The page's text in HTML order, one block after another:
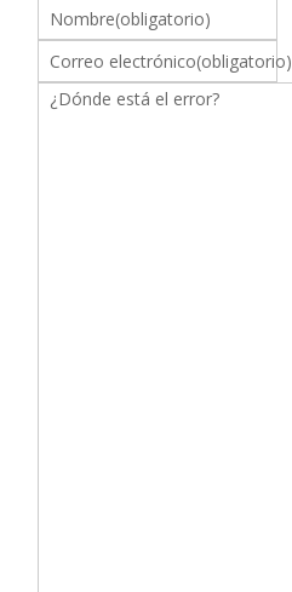
Nombre(obligatorio)
Correo electrónico(obligatorio)
¿Dónde está el error?